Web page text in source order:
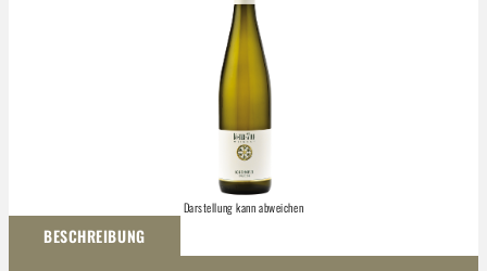
Darstellung kann abweichen
BESCHREIBUNG